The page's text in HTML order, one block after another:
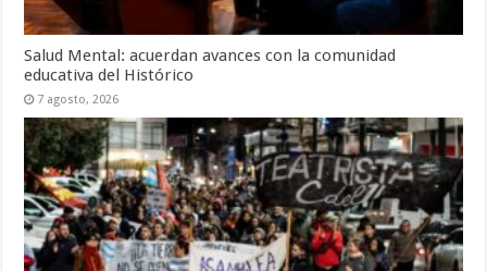
Salud Mental: acuerdan avances con la comunidad
educativa del Histórico
7 agosto, 2026